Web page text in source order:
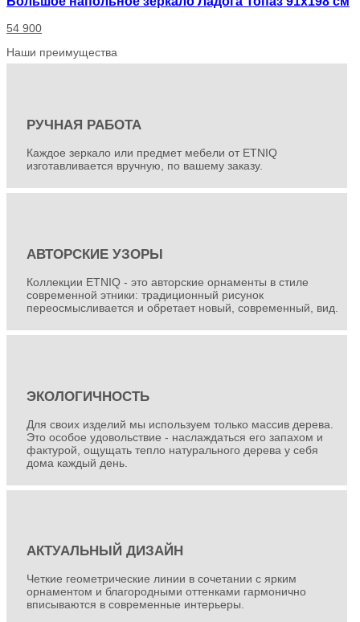
54 900
Наши преимущества
РУЧНАЯ РАБОТА
Каждое зеркало или предмет мебели от ETNIQ
изготавливается вручную, по вашему заказу.
АВТОРСКИЕ УЗОРЫ
Коллекции ETNIQ - это авторские орнаменты в стиле
современной этники: традиционный рисунок
переосмысливается и обретает новый, современный, вид.
ЭКОЛОГИЧНОСТЬ
Для своих изделий мы используем только массив дерева.
Это особое удовольствие - наслаждаться его запахом и
фактурой, ощущать тепло натурального дерева у себя
дома каждый день.
АКТУАЛЬНЫЙ ДИЗАЙН
Четкие геометрические линии в сочетании с ярким
орнаментом и благородными оттенками гармонично
вписываются в современные интерьеры.